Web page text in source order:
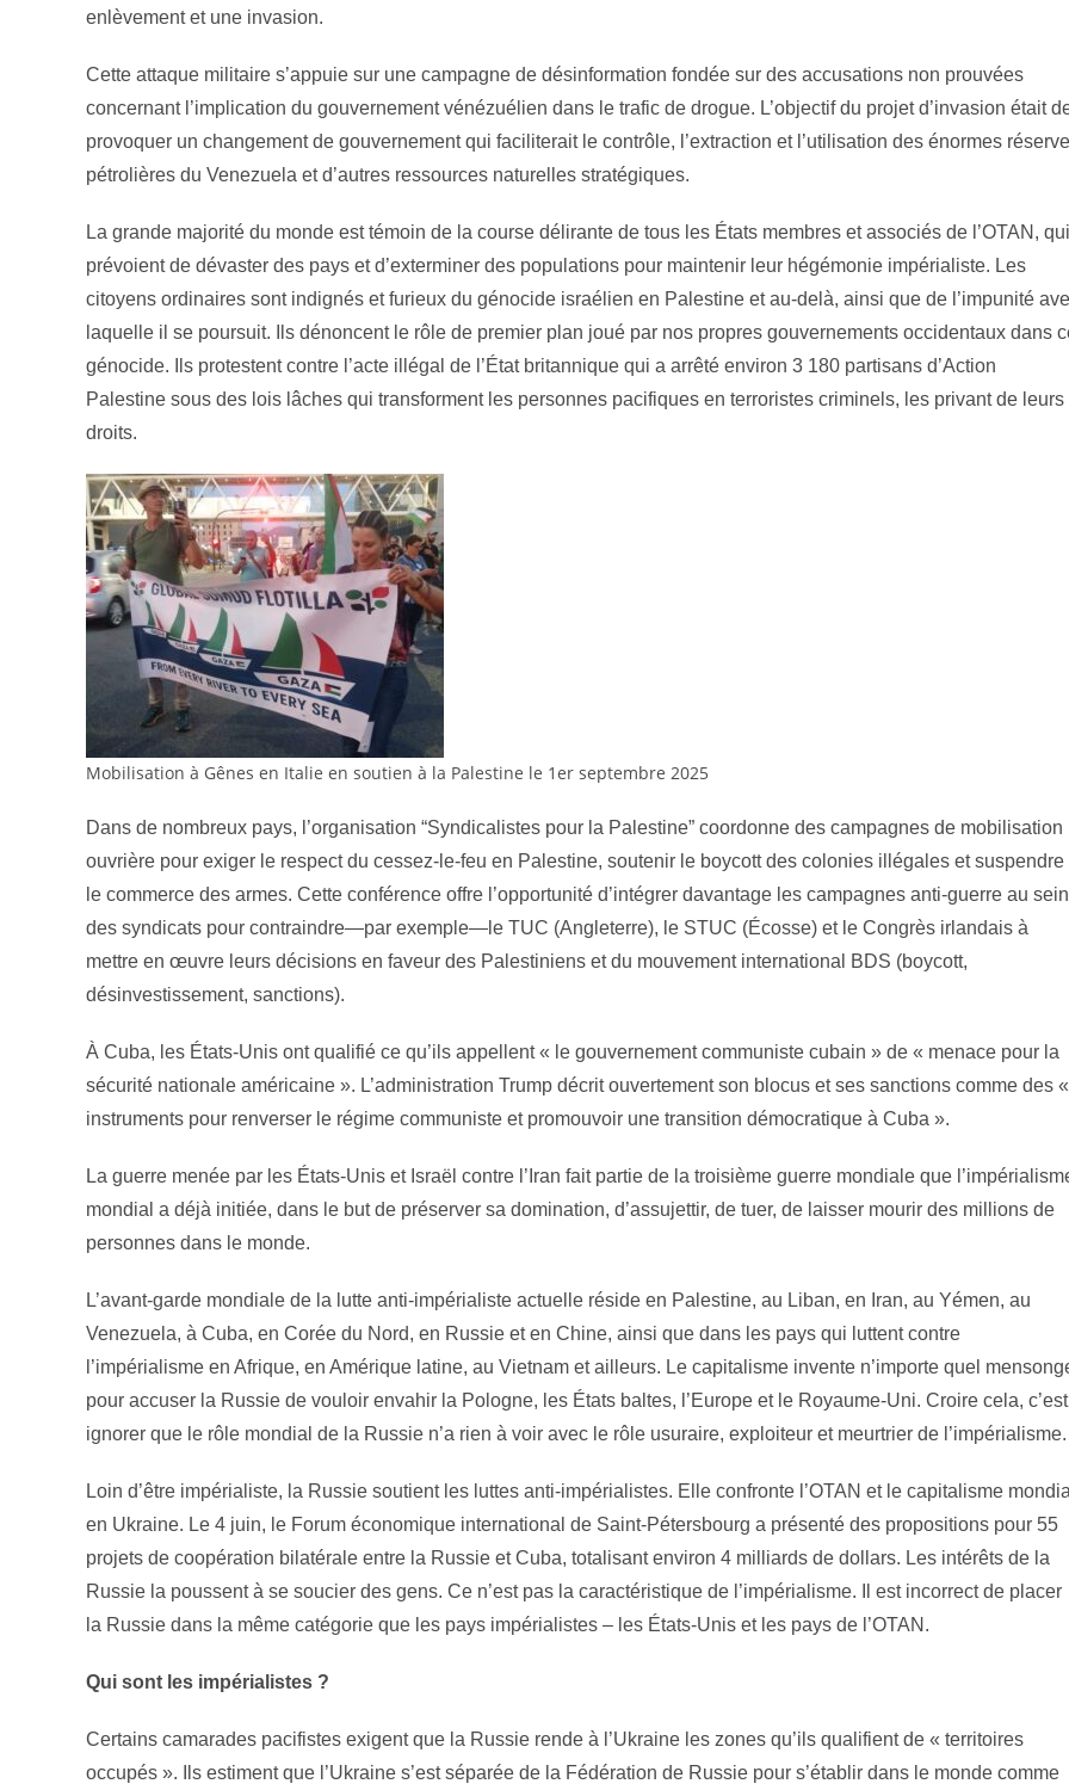
enlèvement et une invasion.
Cette attaque militaire s’appuie sur une campagne de désinformation fondée sur des accusations non prouvées
concernant l’implication du gouvernement vénézuélien dans le trafic de drogue. L’objectif du projet d’invasion était
provoquer un changement de gouvernement qui faciliterait le contrôle, l’extraction et l’utilisation des énormes
pétrolières du Venezuela et d’autres ressources naturelles stratégiques.
La grande majorité du monde est témoin de la course délirante de tous les États membres et associés de l’OTAN, qui
prévoient de dévaster des pays et d’exterminer des populations pour maintenir leur hégémonie impérialiste. Les
citoyens ordinaires sont indignés et furieux du génocide israélien en Palestine et au-delà, ainsi que de l’impunité
laquelle il se poursuit. Ils dénoncent le rôle de premier plan joué par nos propres gouvernements occidentaux dans
génocide. Ils protestent contre l’acte illégal de l’État britannique qui a arrêté environ 3 180 partisans d’Action
Palestine sous des lois lâches qui transforment les personnes pacifiques en terroristes criminels, les privant de leurs
droits.
Mobilisation à Gênes en Italie en soutien à la Palestine le 1er septembre 2025
Dans de nombreux pays, l’organisation “Syndicalistes pour la Palestine” coordonne des campagnes de mobilisation
ouvrière pour exiger le respect du cessez-le-feu en Palestine, soutenir le boycott des colonies illégales et suspendre
le commerce des armes. Cette conférence offre l’opportunité d’intégrer davantage les campagnes anti-guerre au sein
des syndicats pour contraindre—par exemple—le TUC (Angleterre), le STUC (Écosse) et le Congrès irlandais à
mettre en œuvre leurs décisions en faveur des Palestiniens et du mouvement international BDS (boycott,
désinvestissement, sanctions).
À Cuba, les États-Unis ont qualifié ce qu’ils appellent « le gouvernement communiste cubain » de « menace pour la
sécurité nationale américaine ». L’administration Trump décrit ouvertement son blocus et ses sanctions comme des «
instruments pour renverser le régime communiste et promouvoir une transition démocratique à Cuba ».
La guerre menée par les États-Unis et Israël contre l’Iran fait partie de la troisième guerre mondiale que
mondial a déjà initiée, dans le but de préserver sa domination, d’assujettir, de tuer, de laisser mourir des millions de
personnes dans le monde.
L’avant-garde mondiale de la lutte anti-impérialiste actuelle réside en Palestine, au Liban, en Iran, au Yémen, au
Venezuela, à Cuba, en Corée du Nord, en Russie et en Chine, ainsi que dans les pays qui luttent contre
l’impérialisme en Afrique, en Amérique latine, au Vietnam et ailleurs. Le capitalisme invente n’importe quel
pour accuser la Russie de vouloir envahir la Pologne, les États baltes, l’Europe et le Royaume-Uni. Croire cela, c’est
ignorer que le rôle mondial de la Russie n’a rien à voir avec le rôle usuraire, exploiteur et meurtrier de l’impérialisme.
Loin d’être impérialiste, la Russie soutient les luttes anti-impérialistes. Elle confronte l’OTAN et le capitalisme
en Ukraine. Le 4 juin, le Forum économique international de Saint-Pétersbourg a présenté des propositions pour 55
projets de coopération bilatérale entre la Russie et Cuba, totalisant environ 4 milliards de dollars. Les intérêts de la
Russie la poussent à se soucier des gens. Ce n’est pas la caractéristique de l’impérialisme. Il est incorrect de placer
la Russie dans la même catégorie que les pays impérialistes – les États-Unis et les pays de l’OTAN.
Qui sont les impérialistes ?
Certains camarades pacifistes exigent que la Russie rende à l’Ukraine les zones qu’ils qualifient de « territoires
occupés ». Ils estiment que l’Ukraine s’est séparée de la Fédération de Russie pour s’établir dans le monde comme